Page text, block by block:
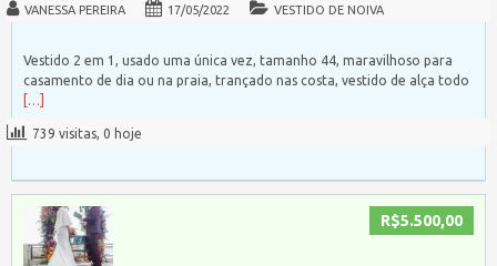
VANESSA PEREIRA 17/05/2022 VESTIDO DE NOIVA
Vestido 2 em 1, usado uma única vez, tamanho 44, maravilhoso para
casamento de dia ou na praia, trançado nas costa, vestido de alça todo
[…]
739 visitas, 0 hoje
R$5.500,00